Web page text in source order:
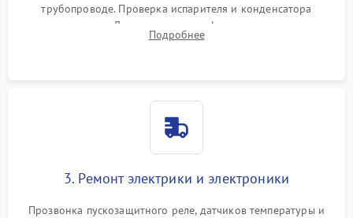
трубопроводе. Проверка испарителя и конденсатора
течеискателем. Демонтаж старого фильтра-осушителя и
продувка капиллярной трубки для устранения засоров.
Подробнее
3. Ремонт электрики и электроники
Прозвонка пускозащитного реле, датчиков температуры и